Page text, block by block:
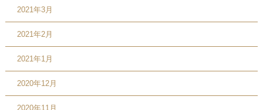
2021年3月
2021年2月
2021年1月
2020年12月
2020年11月